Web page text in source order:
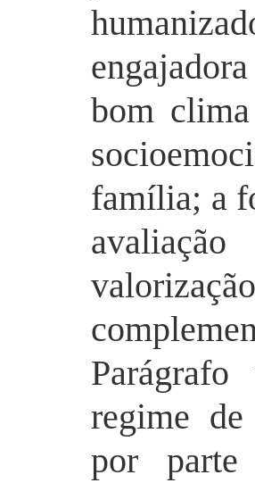
engajadora
bom
família; a
regime
por